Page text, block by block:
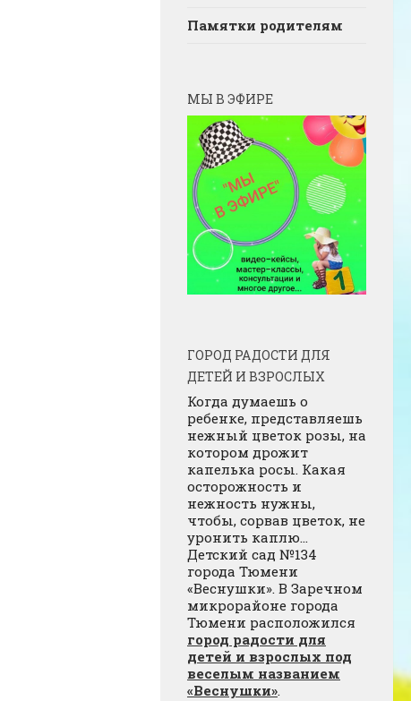
Памятки родителям
МЫ В ЭФИРЕ
ГОРОД РАДОСТИ ДЛЯ
ДЕТЕЙ И ВЗРОСЛЫХ
Когда думаешь о
ребенке, представляешь
нежный цветок розы, на
котором дрожит
капелька росы. Какая
осторожность и
нежность нужны,
чтобы, сорвав цветок, не
уронить каплю…
Детский сад №134
города Тюмени
«Веснушки». В Заречном
микрорайоне города
Тюмени расположился
город радости для
детей и взрослых под
веселым названием
«Веснушки».